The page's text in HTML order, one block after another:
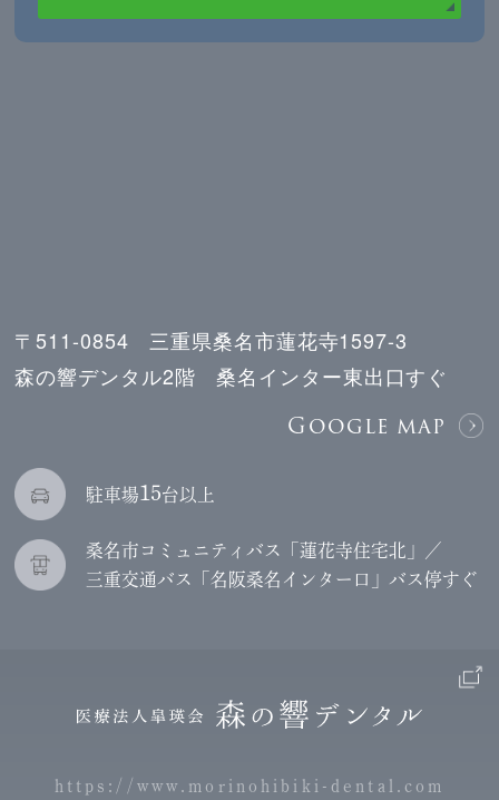
〒511-0854 三重県桑名市蓮花寺1597-3
森の響デンタル2階 桑名インター東出口すぐ
Google map
駐車場15台以上
桑名市コミュニティバス「蓮花寺住宅北」／
三重交通バス「名阪桑名インター口」バス停すぐ
https://www.morinohibiki-dental.com